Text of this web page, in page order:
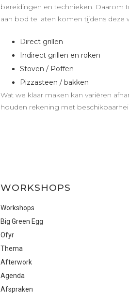
bereidingen en technieken. Daarom
aan bod te laten komen tijdens deze
Direct grillen
Indirect grillen en roken
Stoven / Poffen
Pizzasteen / bakken
Wat we klaar maken kan variëren
houden rekening met
WORKSHOPS
Workshops
Big Green Egg
Ofyr
Thema
Afterwork
Agenda
Afspraken